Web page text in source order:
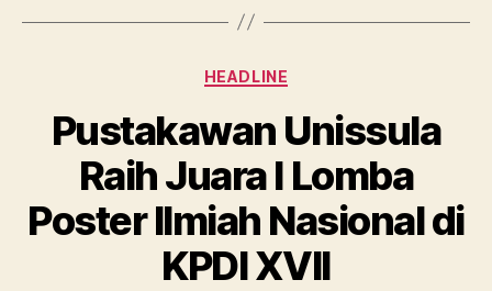
Categories
HEADLINE
Pustakawan Unissula
Raih Juara I Lomba
Poster Ilmiah Nasional di
KPDI XVII